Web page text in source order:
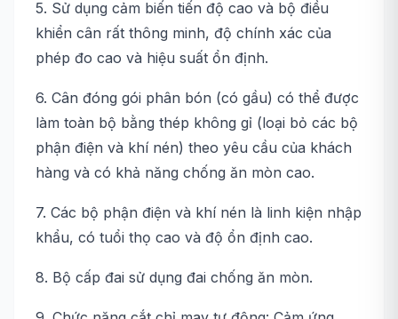
5. Sử dụng cảm biến tiến độ cao và bộ điều
khiển cân rất thông minh, độ chính xác của
phép đo cao và hiệu suất ổn định.
6. Cân đóng gói phân bón (có gầu) có thể được
làm toàn bộ bằng thép không gỉ (loại bỏ các bộ
phận điện và khí nén) theo yêu cầu của khách
hàng và có khả năng chống ăn mòn cao.
7. Các bộ phận điện và khí nén là linh kiện nhập
khẩu, có tuổi thọ cao và độ ổn định cao.
8. Bộ cấp đai sử dụng đai chống ăn mòn.